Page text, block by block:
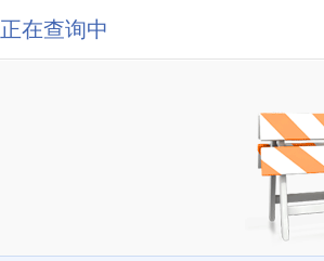
正在查询中